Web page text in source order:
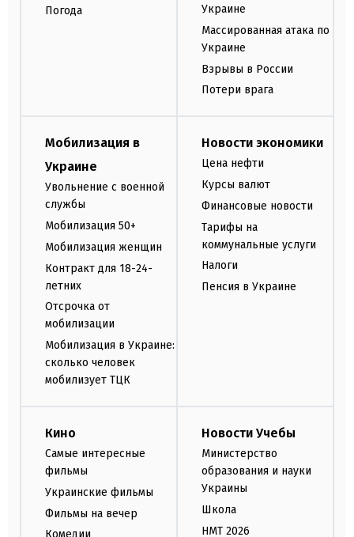
Погода
Украине
Массированная атака по
Украине
Взрывы в России
Потери врага
Мобилизация в
Украине
Увольнение с военной
службы
Мобилизация 50+
Мобилизация женщин
Контракт для 18-24-
летних
Отсрочка от
мобилизации
Мобилизация в Украине:
сколько человек
мобилизует ТЦК
Новости экономики
Цена нефти
Курсы валют
Финансовые новости
Тарифы на
коммунальные услуги
Налоги
Пенсия в Украине
Кино
Самые интересные
фильмы
Украинские фильмы
Фильмы на вечер
Новости Учебы
Министерство
образования и науки
Украины
Школа
НМТ 2026